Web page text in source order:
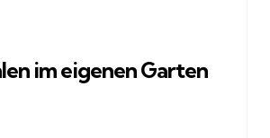
im eigenen Garten